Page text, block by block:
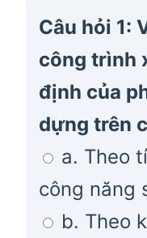
Câu hỏi 1:
công trình
định của
dựng trên
a. Theo
công năng
b. Theo